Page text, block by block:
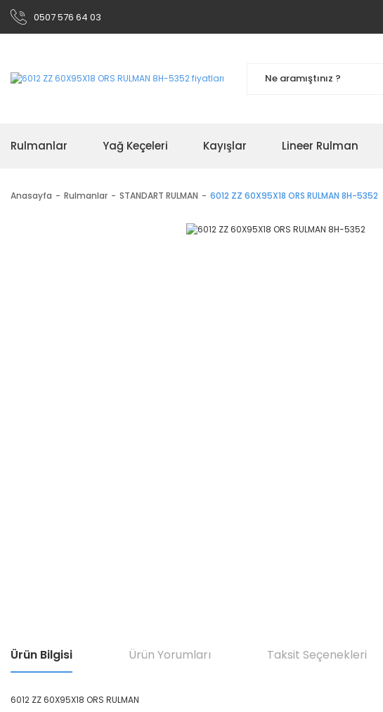
0507 576 64 03
Rulmanlar Yağ Keçeleri Kayışlar Lineer Rulman
Anasayfa Rulmanlar STANDART RULMAN 6012 ZZ 60X95X18 ORS RULMAN 8H-5352
Ürün Bilgisi Ürün Yorumları Taksit Seçenekleri
6012 ZZ 60X95X18 ORS RULMAN